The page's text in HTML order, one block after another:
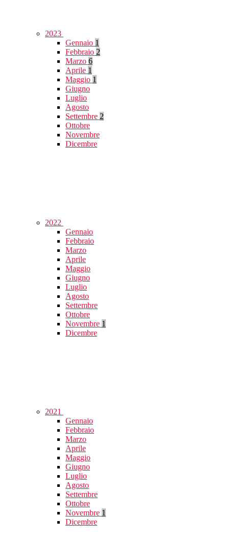
2023
Gennaio 1
Febbraio 2
Marzo 6
Aprile 1
Maggio 1
Giugno
Luglio
Agosto
Settembre 2
Ottobre
Novembre
Dicembre
2022
Gennaio
Febbraio
Marzo
Aprile
Maggio
Giugno
Luglio
Agosto
Settembre
Ottobre
Novembre 1
Dicembre
2021
Gennaio
Febbraio
Marzo
Aprile
Maggio
Giugno
Luglio
Agosto
Settembre
Ottobre
Novembre 1
Dicembre